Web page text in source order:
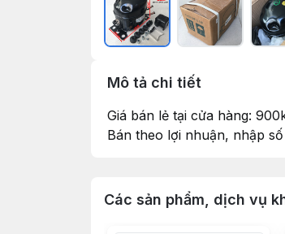
Mô tả chi tiết
Giá bán lẻ tại cửa hàng:
Bán theo lợi nhuận, nhập
Các sản phẩm, dịch vụ